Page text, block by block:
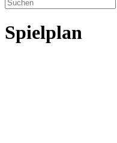
Spielplan